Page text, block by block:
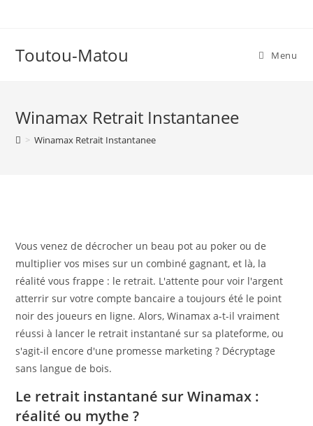
Toutou-Matou Menu
Winamax Retrait Instantanee
> Winamax Retrait Instantanee
Vous venez de décrocher un beau pot au poker ou de
multiplier vos mises sur un combiné gagnant, et là, la
réalité vous frappe : le retrait. L'attente pour voir l'argent
atterrir sur votre compte bancaire a toujours été le point
noir des joueurs en ligne. Alors, Winamax a-t-il vraiment
réussi à lancer le retrait instantané sur sa plateforme, ou
s'agit-il encore d'une promesse marketing ? Décryptage
sans langue de bois.
Le retrait instantané sur Winamax :
réalité ou mythe ?